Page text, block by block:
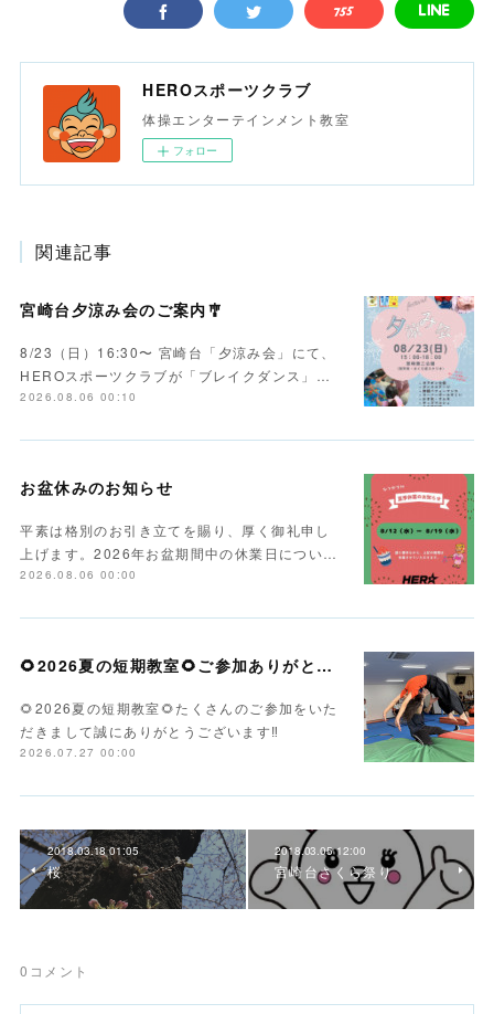
HEROスポーツクラブ
体操エンターテインメント教室
フォロー
関連記事
宮崎台夕涼み会のご案内🎐
8/23（日）16:30〜 宮崎台「夕涼み会」にて、
HEROスポーツクラブが「ブレイクダンス」…
2026.08.06 00:10
お盆休みのお知らせ
平素は格別のお引き立てを賜り、厚く御礼申し
上げます。2026年お盆期間中の休業日につい…
2026.08.06 00:00
🌻2026夏の短期教室🌻ご参加ありがとうございます！
🌻2026夏の短期教室🌻たくさんのご参加をいた
だきまして誠にありがとうございます‼️
2026.07.27 00:00
2018.03.18 01:05
桜
2018.03.05 12:00
宮崎台さくら祭り
0 コメント